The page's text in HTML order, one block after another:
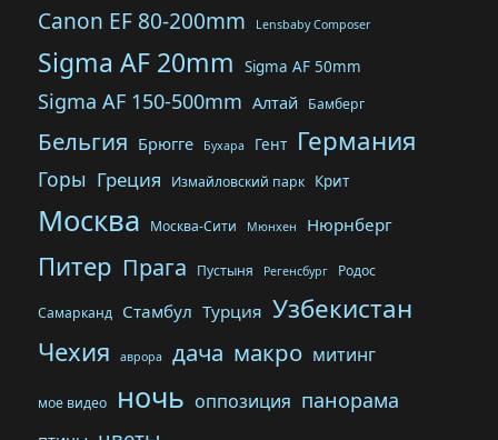
Canon EF 80-200mm Lensbaby Composer
Sigma AF 20mm Sigma AF 50mm
Sigma AF 150-500mm Алтай Бамберг
Бельгия Брюгге Бухара Гент Германия
Горы Греция Измайловский парк Крит
Москва Москва-Сити Мюнхен Нюрнберг
Питер Прага Пустыня Регенсбург Родос
Самарканд Стамбул Турция Узбекистан
Чехия аврора дача макро митинг
мое видео ночь оппозиция панорама